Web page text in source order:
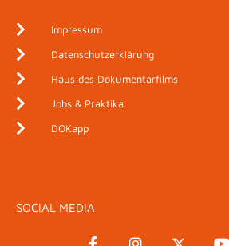
Impressum
Datenschutzerklärung
Haus des Dokumentarfilms
Jobs & Praktika
DOKapp
SOCIAL MEDIA